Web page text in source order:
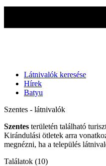
Látnivalók keresése
Hírek
Batyu
Szentes - látnivalók
Szentes területén található
Kirándulási ötletek arra
megnézni, ha a település
Találatok (10)